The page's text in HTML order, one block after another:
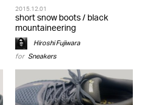
2015.12.01
short snow boots / black
mountaineering
Hiroshi Fujiwara
for Sneakers